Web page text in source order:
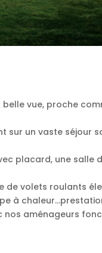
vue, proche
sur un vaste séjour
placard, une salle
de volets roulants
à
aménageurs